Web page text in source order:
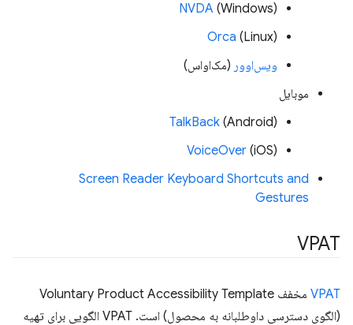
NVDA (Windows)
Orca (Linux)
ویس‌اوور (مک‌او‌اس)
موبایل
TalkBack (Android)
VoiceOver (iOS)
Screen Reader Keyboard Shortcuts and
Gestures
VPAT
VPAT
مخفف Voluntary Product Accessibility Template
(الگوی دسترسی داوطلبانه به محصول) است. VPAT الگویی برای تهیه